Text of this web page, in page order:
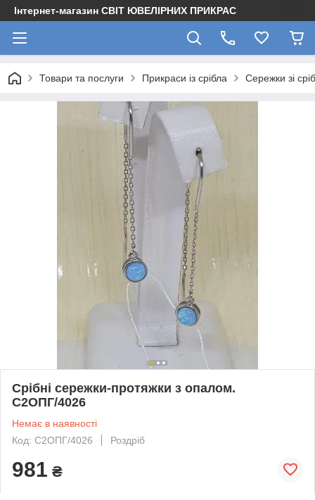
Інтернет-магазин СВІТ ЮВЕЛІРНИХ ПРИКРАС
Товари та послуги Прикраси із срібла Сережки зі
Срібні сережки-протяжки з опалом.
С2ОПГ/4026
Немає в наявності
Код: С2ОПГ/4026
Роздріб
981 ₴